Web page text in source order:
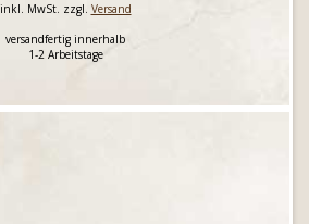
inkl. MwSt. zzgl. Versand
versandfertig innerhalb
1-2 Arbeitstage